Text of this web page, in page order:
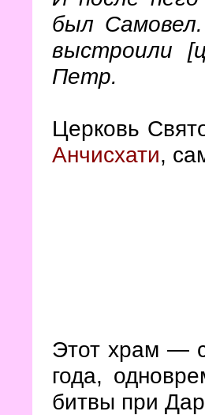
был
выстроили
Петр.
Церковь
Анчисхати,
Этот храм —
года,
битвы при